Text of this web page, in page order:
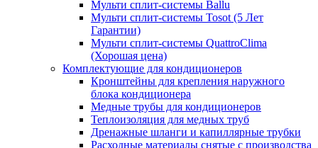
Мульти сплит-системы Ballu
Мульти сплит-системы Tosot (5 Лет
Гарантии)
Мульти сплит-системы QuattroClima
(Хорошая цена)
Комплектующие для кондиционеров
Кронштейны для крепления наружного
блока кондиционера
Медные трубы для кондиционеров
Теплоизоляция для медных труб
Дренажные шланги и капиллярные трубки
Расходные материалы снятые с производства